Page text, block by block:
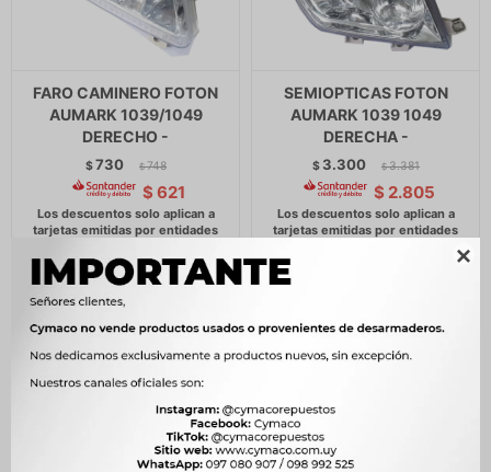

FARO CAMINERO FOTON
AUMARK 1039/1049
DERECHO -
$730 $ 748
$ 621
SEMIOPTICAS FOTON
AUMARK 1039 1049
DERECHA -
$ 3.300 $ 3.381
$ 2.805